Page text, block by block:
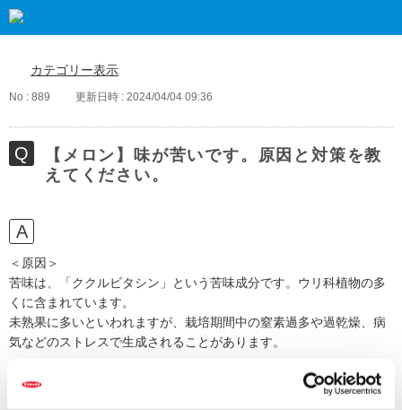
カテゴリー表示
No : 889 更新日時 : 2024/04/04 09:36
【メロン】味が苦いです。原因と対策を教
えてください。
＜原因＞
苦味は、「ククルビタシン」という苦味成分です。ウリ科植物の多
くに含まれています。
未熟果に多いといわれますが、栽培期間中の窒素過多や過乾燥、病
気などのストレスで生成されることがあります。
＜味が苦くならないための対策＞